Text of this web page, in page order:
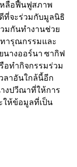
หลือฟื้นฟูสภาพ
ที่จะร่วมกับมูลนิธิ
มกันทำงานช่วย
ารุณกรรมและ
นางออร์นา ซากิฟ
อทำกิจกรรมร่วม
ลาอันใกล้นี้อีก
งปวีณาที่ให้การ
ให้ข้อมูลที่เป็น